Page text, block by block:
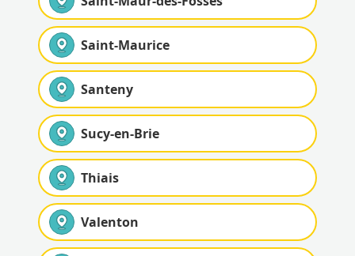
Saint-Maurice
Santeny
Sucy-en-Brie
Thiais
Valenton